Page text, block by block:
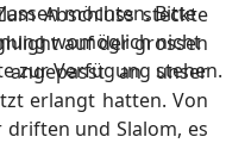
Abschluss steckte
auf der grossen
angepasst an unser
erlangt hatten. Von
und Slalom, es
möchten. Bitte
womöglich nicht
zur Verfügung stehen.